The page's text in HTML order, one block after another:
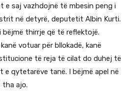
e saj vazhdojnë të mbesin peng i
në detyrë, deputetit Albin Kurti.
bëjmë thirrje që të reflektojë.
votuar për bllokadë, kanë
të reja të cilat do duhej të
e qytetarëve tanë. I bëjmë apel në
tha ajo.